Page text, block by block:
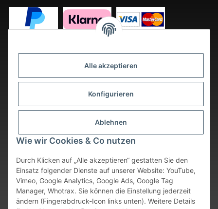
Alle akzeptieren
Konfigurieren
Ablehnen
Wie wir Cookies & Co nutzen
Durch Klicken auf „Alle akzeptieren“ gestatten Sie den
Einsatz folgender Dienste auf unserer Website: YouTube,
Vimeo, Google Analytics, Google Ads, Google Tag
Manager, Whotrax. Sie können die Einstellung jederzeit
ändern (Fingerabdruck-Icon links unten). Weitere Details
Vertrag widerrufen